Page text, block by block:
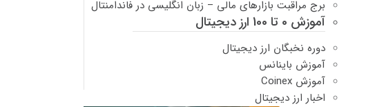
برج مراقبت بازارهای مالی – زبان انگلیسی در فاندامنتال
آموزش 0 تا 100 ارز دیجیتال
دوره نخبگان ارز دیجیتال
آموزش باینانس
آموزش Coinex
اخبار ارز دیجیتال